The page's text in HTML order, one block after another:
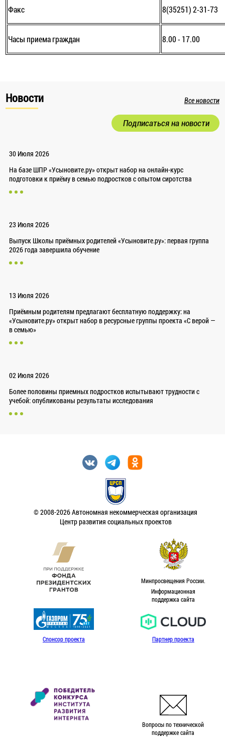
Факс 8(35251) 2-31-73
Часы приема граждан 8.00 - 17.00
Новости Все новости
Подписаться на новости
30 Июля 2026
На базе ШПР «Усыновите.ру» открыт набор на онлайн-курс
подготовки к приёму в семью подростков с опытом сиротства
23 Июля 2026
Выпуск Школы приёмных родителей «Усыновите.ру»: первая группа
2026 года завершила обучение
13 Июля 2026
Приёмным родителям предлагают бесплатную поддержку: на
«Усыновите.ру» открыт набор в ресурсные группы проекта «С верой —
в семью»
02 Июля 2026
Более половины приемных подростков испытывают трудности с
учебой: опубликованы результаты исследования
© 2008-2026 Автономная некоммерческая организация
Центр развития социальных проектов
Минпросвещения России.
Информационная
поддержка сайта
Спонсор проекта Партнер проекта
Вопросы по технической
поддержке сайта